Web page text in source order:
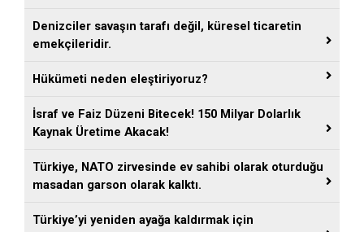
Denizciler savaşın tarafı değil, küresel ticaretin
emekçileridir.
Hükümeti neden eleştiriyoruz?
İsraf ve Faiz Düzeni Bitecek! 150 Milyar Dolarlık
Kaynak Üretime Akacak!
Türkiye, NATO zirvesinde ev sahibi olarak oturduğu
masadan garson olarak kalktı.
Türkiye’yi yeniden ayağa kaldırmak için